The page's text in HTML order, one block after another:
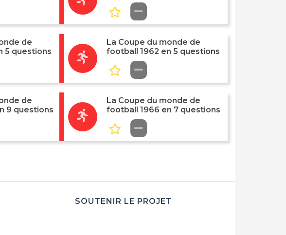
de
5 questions
La Coupe du monde de
football 1962 en 5 questions
de
9 questions
La Coupe du monde de
football 1966 en 7 questions
SOUTENIR LE PROJET